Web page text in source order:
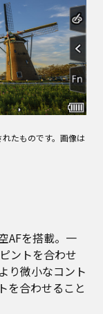
たものです。画像は
AFを搭載。一
ントを合わせ
り微小なコント
を合わせること